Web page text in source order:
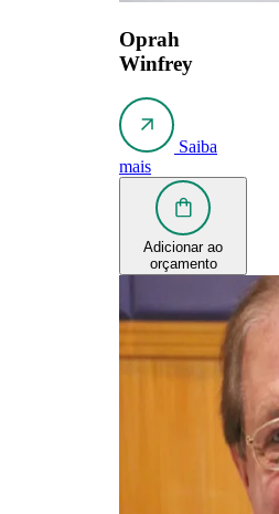
Oprah
Winfrey
Saiba
mais
Adicionar ao
orçamento